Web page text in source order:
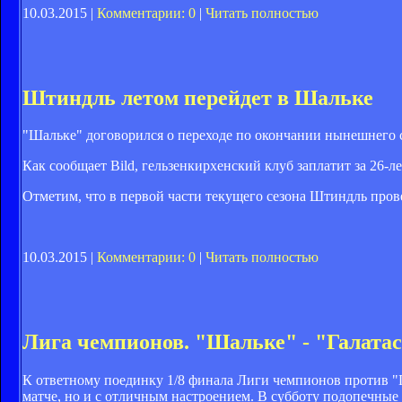
10.03.2015 | Комментарии: 0 | Читать полностью
Штиндль летом перейдет в Шальке
"Шальке" договорился о переходе по окончании
Как сообщает Bild, гельзенкирхенский клуб заплатит за 26-
Отметим, что в первой части текущего сезона Штиндль
10.03.2015 | Комментарии: 0 Читать полностью
Лига чемпионов. "Шальке" -
К ответному поединку 1/8 финала Лиги чемпионов против
матче, но и с отличным настроением. В субботу